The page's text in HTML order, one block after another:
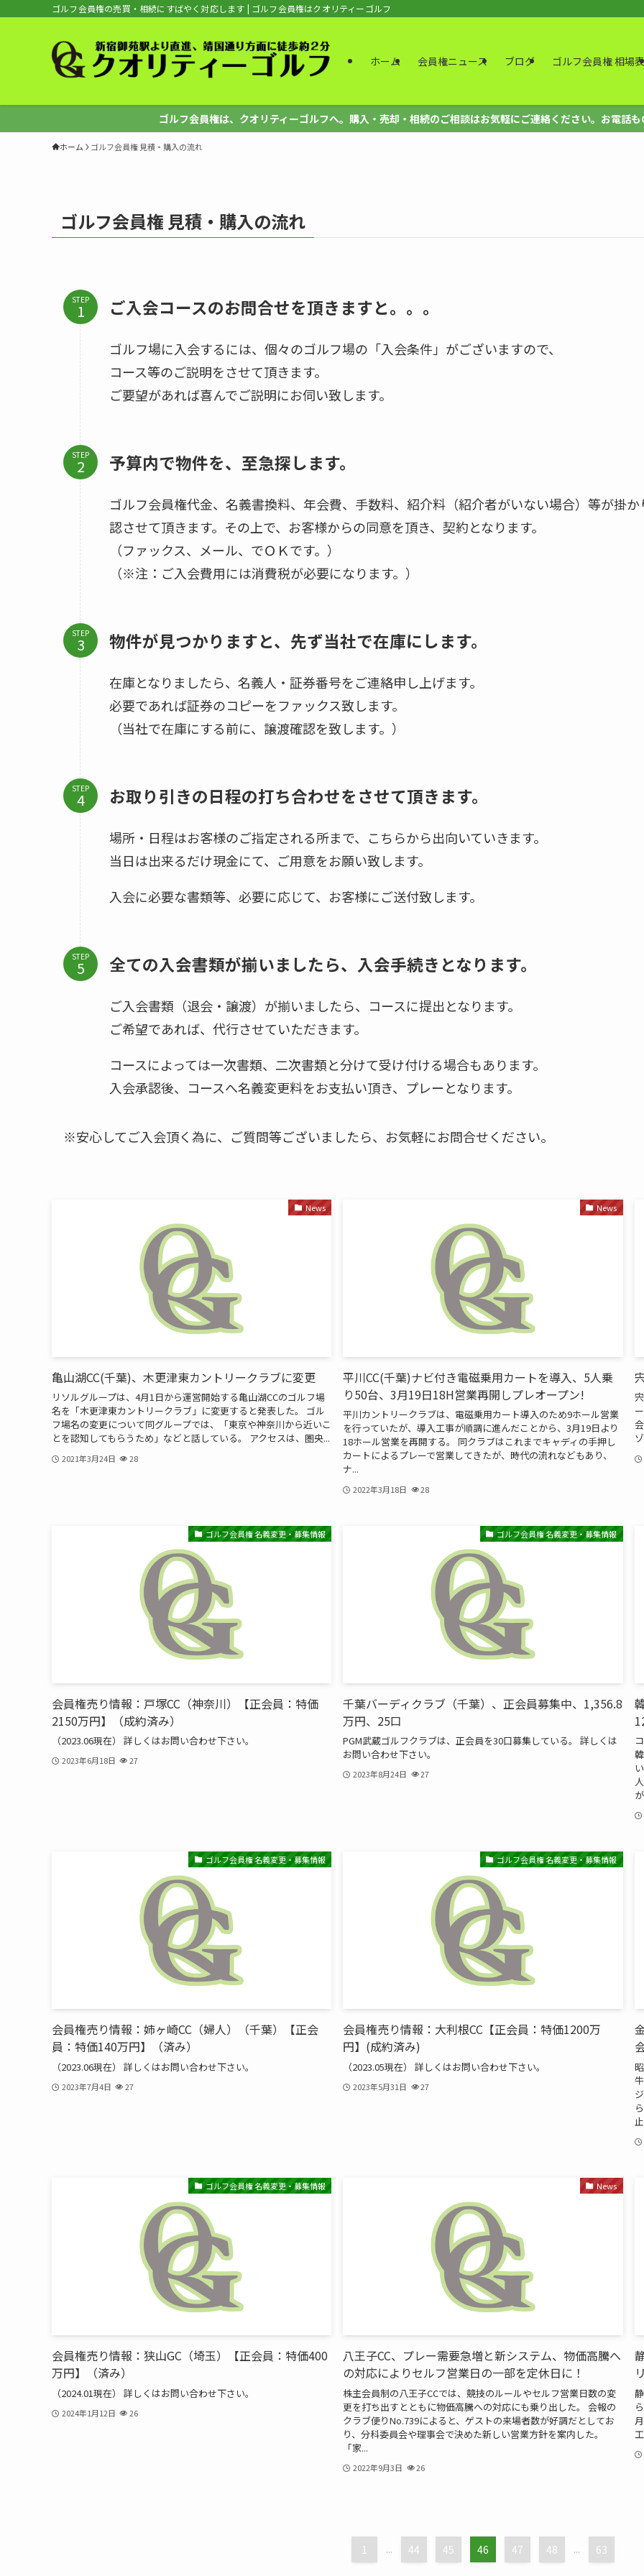
ゴルフ会員権の売買・相続にすばやく対応します | ゴルフ会員権はクオリティーゴルフ
ホーム 会員権ニュース ブログ ゴルフ会員権 相場
ゴルフ会員権は、クオリティーゴルフへ。購入・売却・相続のご相談はお気軽にご連絡ください。お電話
ホーム ゴルフ会員権 見積・購入の流れ
ゴルフ会員権 見積・購入の流れ
STEP ご入会コースのお問合せを頂きますと。。。
ゴルフ場に入会するには、個々のゴルフ場の「入会条件」がございますので、
コース等のご説明をさせて頂きます。
ご要望があれば喜んでご説明にお伺い致します。
STEP 予算内で物件を、至急探します。
ゴルフ会員権代金、名義書換料、年会費、手数料、紹介料（紹介者がいない場合）等が掛
認させて頂きます。その上で、お客様からの同意を頂き、契約となります。
（ファックス、メール、でＯＫです。）
（※注：ご入会費用には消費税が必要になります。）
STEP 物件が見つかりますと、先ず当社で在庫にします。
在庫となりましたら、名義人・証券番号をご連絡申し上げます。
必要であれば証券のコピーをファックス致します。
（当社で在庫にする前に、譲渡確認を致します。）
STEP お取り引きの日程の打ち合わせをさせて頂きます。
場所・日程はお客様のご指定される所まで、こちらから出向いていきます。
当日は出来るだけ現金にて、ご用意をお願い致します。
入会に必要な書類等、必要に応じて、お客様にご送付致します。
STEP 全ての入会書類が揃いましたら、入会手続きとなります。
ご入会書類（退会・譲渡）が揃いましたら、コースに提出となります。
ご希望であれば、代行させていただきます。
コースによっては一次書類、二次書類と分けて受け付ける場合もあります。
入会承認後、コースへ名義変更料をお支払い頂き、プレーとなります。
※安心してご入会頂く為に、ご質問等ございましたら、お気軽にお問合せください。
News
亀山湖CC(千葉)、木更津東カントリークラブに変更
リソルグループは、4月1日から運営開始する亀山湖CCのゴルフ場
名を「木更津東カントリークラブ」に変更すると発表した。 ゴル
フ場名の変更について同グループでは、「東京や神奈川から近いこ
とを認知してもらうため」などと話している。 アクセスは、圏央...
2021年3月24日 28
News
平川CC(千葉)ナビ付き電磁乗用カートを導入、5人乗
り50台、3月19日18H営業再開しプレオープン!
平川カントリークラブは、電磁乗用カート導入のため9ホール営業
を行っていたが、導入工事が順調に進んだことから、3月19日より
18ホール営業を再開する。 同クラブはこれまでキャディの手押し
カートによるプレーで営業してきたが、時代の流れなどもあり、
ナ...
2022年3月18日 28
ゴルフ会員権 名義変更・募集情報
会員権売り情報：戸塚CC（神奈川）【正会員：特価
2150万円】（成約済み）
（2023.06現在） 詳しくはお問い合わせ下さい。
2023年6月18日 27
ゴルフ会員権 名義変更・募集情報
千葉バーディクラブ（千葉）、正会員募集中、1,356.8
万円、25口
PGM武蔵ゴルフクラブは、正会員を30口募集している。 詳しくは
お問い合わせ下さい。
2023年8月24日 27
ゴルフ会員権 名義変更・募集情報
会員権売り情報：姉ヶ崎CC（婦人）（千葉）【正会
員：特価140万円】（済み）
（2023.06現在） 詳しくはお問い合わせ下さい。
2023年7月4日 27
ゴルフ会員権 名義変更・募集情報
会員権売り情報：大利根CC【正会員：特価1200万
円】(成約済み)
（2023.05現在） 詳しくはお問い合わせ下さい。
2023年5月31日 27
ゴルフ会員権 名義変更・募集情報
会員権売り情報：狭山GC（埼玉）【正会員：特価400
万円】（済み）
（2024.01現在） 詳しくはお問い合わせ下さい。
2024年1月12日 26
News
八王子CC、プレー需要急増と新システム、物価高騰へ
の対応によりセルフ営業日の一部を定休日に！
株主会員制の八王子CCでは、競技のルールやセルフ営業日数の変
更を打ち出すとともに物価高騰への対応にも乗り出した。 会報の
クラブ便りNo.739によると、ゲストの来場者数が好調だとしてお
り、分科委員会や理事会で決めた新しい営業方針を案内した。
「家...
2022年9月3日 26
1 ... 44 45 46 47 48 ... 63